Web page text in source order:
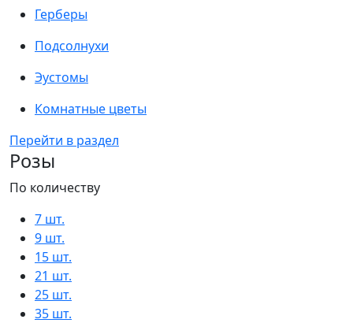
Герберы
Подсолнухи
Эустомы
Комнатные цветы
Перейти в раздел
Розы
По количеству
7 шт.
9 шт.
15 шт.
21 шт.
25 шт.
35 шт.